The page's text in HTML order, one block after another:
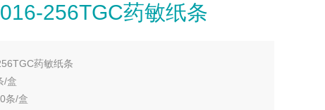
256TGC药敏纸条
药敏纸条
/盒
条/盒